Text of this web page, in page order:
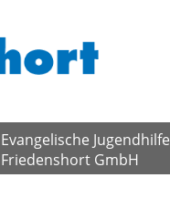
Evangelische Jugendhilfe
Friedenshort GmbH